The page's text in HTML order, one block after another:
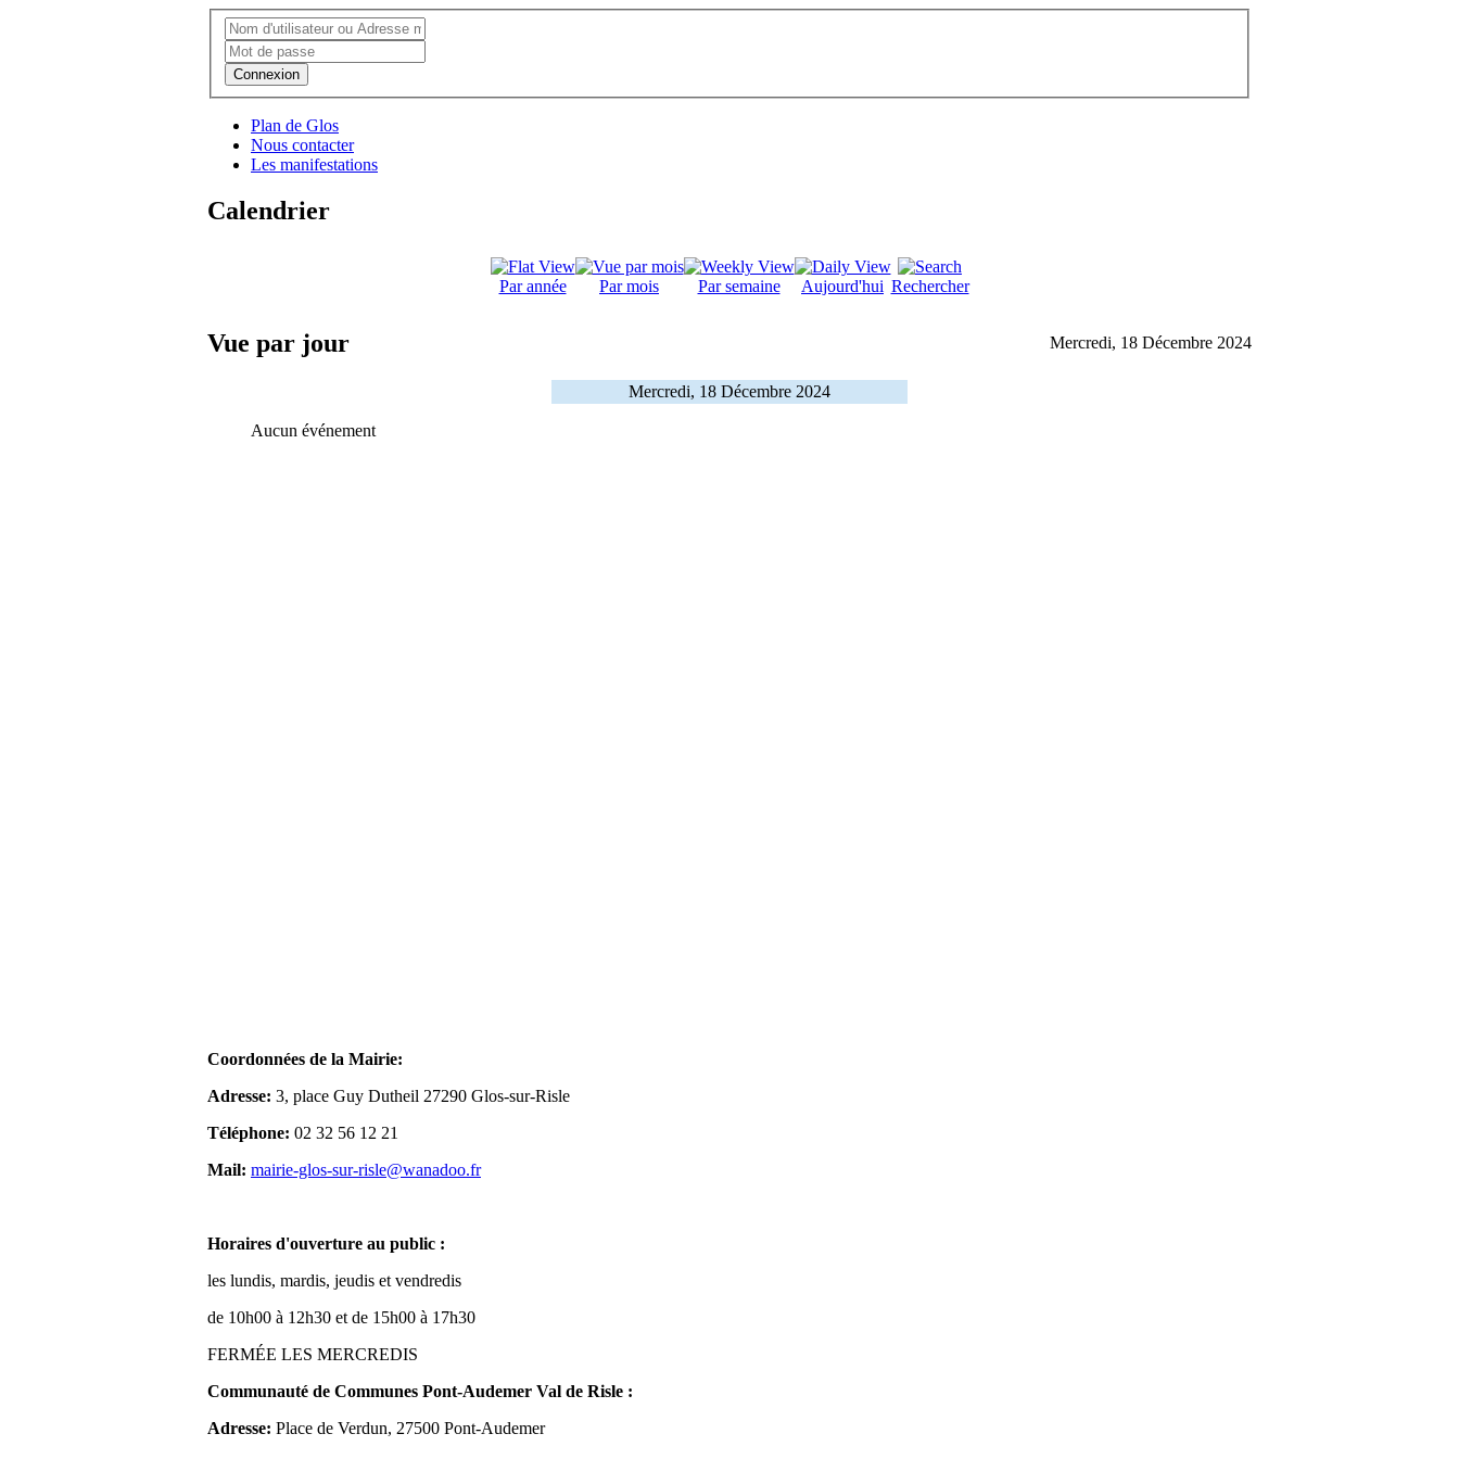
Connexion
Plan de Glos
Nous contacter
Les manifestations
Calendrier
Par année Par mois Par semaine Aujourd'hui Rechercher
Vue par jour Mercredi, 18 Décembre 2024
Mercredi, 18 Décembre 2024
Aucun événement
Coordonnées de la Mairie:
Adresse: 3, place Guy Dutheil 27290 Glos-sur-Risle
Téléphone: 02 32 56 12 21
Mail: mairie-glos-sur-risle@wanadoo.fr
Horaires d'ouverture au public :
les lundis, mardis, jeudis et vendredis
de 10h00 à 12h30 et de 15h00 à 17h30
FERMÉE LES MERCREDIS
Communauté de Communes Pont-Audemer Val de Risle :
Adresse: Place de Verdun, 27500 Pont-Audemer